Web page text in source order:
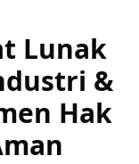
Lunak
&
Hak